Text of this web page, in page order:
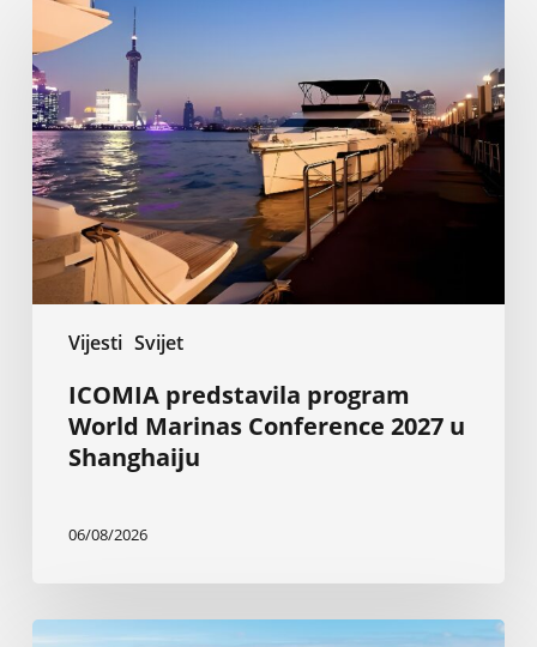
Vijesti Svijet
predstavila
program
World
Marinas
Conference
2027
u
Shanghaiju
ICOMIA predstavila program
World Marinas Conference 2027 u
Shanghaiju
06/08/2026
Rotterdam: